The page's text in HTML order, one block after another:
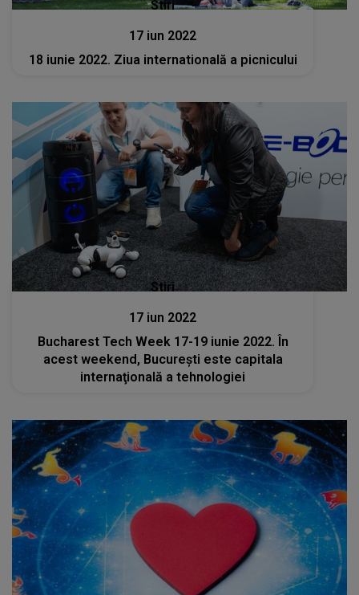
Stiri
17 iun 2022
18 iunie 2022. Ziua internatională a picnicului
Stiri
17 iun 2022
Bucharest Tech Week 17-19 iunie 2022. În
acest weekend, Bucureşti este capitala
internaţională a tehnologiei